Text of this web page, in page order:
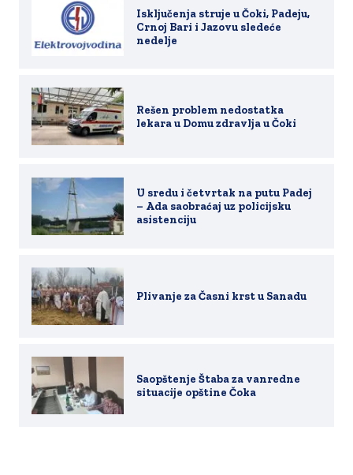
Isključenja struje u Čoki, Padeju,
Crnoj Bari i Jazovu sledeće
nedelje
Rešen problem nedostatka
lekara u Domu zdravlja u Čoki
U sredu i četvrtak na putu Padej
– Ada saobraćaj uz policijsku
asistenciju
Plivanje za Časni krst u Sanadu
Saopštenje Štaba za vanredne
situacije opštine Čoka